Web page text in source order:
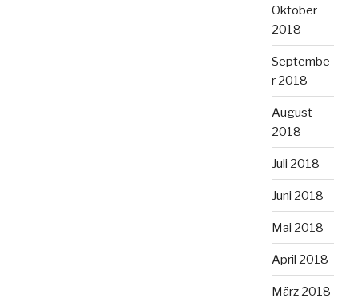
Oktober
2018
Septembe
r 2018
August
2018
Juli 2018
Juni 2018
Mai 2018
April 2018
März 2018